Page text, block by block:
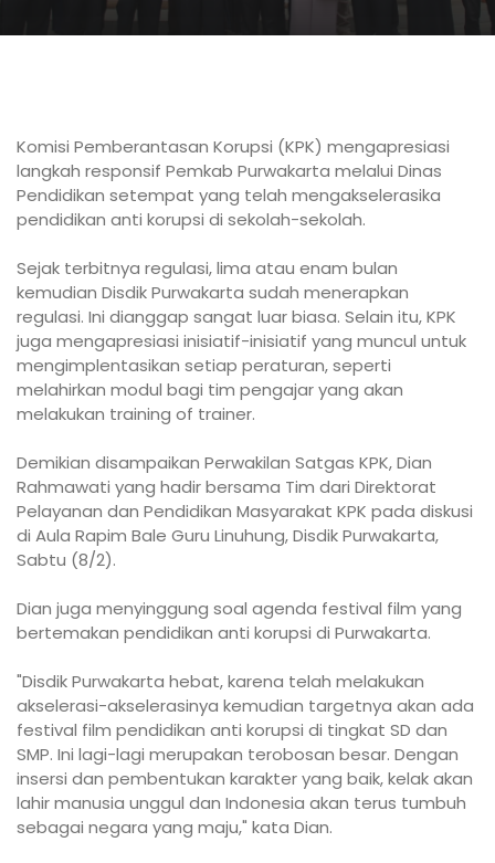
Komisi Pemberantasan Korupsi (KPK) mengapresiasi
langkah responsif Pemkab Purwakarta melalui Dinas
Pendidikan setempat yang telah mengakselerasika
pendidikan anti korupsi di sekolah-sekolah.
Sejak terbitnya regulasi, lima atau enam bulan
kemudian Disdik Purwakarta sudah menerapkan
regulasi. Ini dianggap sangat luar biasa. Selain itu, KPK
juga mengapresiasi inisiatif-inisiatif yang muncul untuk
mengimplentasikan setiap peraturan, seperti
melahirkan modul bagi tim pengajar yang akan
melakukan training of trainer.
Demikian disampaikan Perwakilan Satgas KPK, Dian
Rahmawati yang hadir bersama Tim dari Direktorat
Pelayanan dan Pendidikan Masyarakat KPK pada diskusi
di Aula Rapim Bale Guru Linuhung, Disdik Purwakarta,
Sabtu (8/2).
Dian juga menyinggung soal agenda festival film yang
bertemakan pendidikan anti korupsi di Purwakarta.
"Disdik Purwakarta hebat, karena telah melakukan
akselerasi-akselerasinya kemudian targetnya akan ada
festival film pendidikan anti korupsi di tingkat SD dan
SMP. Ini lagi-lagi merupakan terobosan besar. Dengan
insersi dan pembentukan karakter yang baik, kelak akan
lahir manusia unggul dan Indonesia akan terus tumbuh
sebagai negara yang maju," kata Dian.